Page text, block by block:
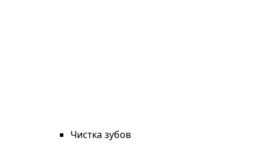
Чистка зубов